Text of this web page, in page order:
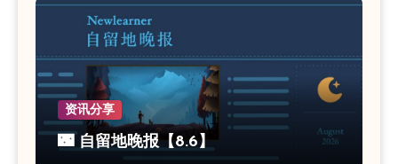
资讯分享
🌃 自留地晚报【8.6】